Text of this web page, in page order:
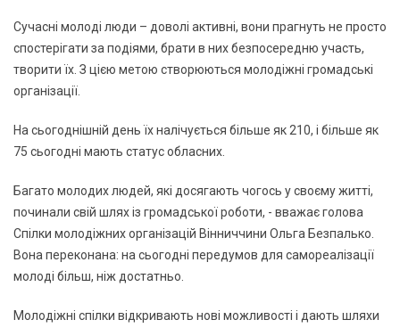
Сучасні молоді люди – доволі активні, вони прагнуть не просто
спостерігати за подіями, брати в них безпосередню участь,
творити їх. З цією метою створюються молодіжні громадські
організації.
На сьогоднішній день їх налічується більше як 210, і більше як
75 сьогодні мають статус обласних.
Багато молодих людей, які досягають чогось у своєму житті,
починали свій шлях із громадської роботи, - вважає голова
Спілки молодіжних організацій Вінниччини Ольга Безпалько.
Вона переконана: на сьогодні передумов для самореалізації
молоді більш, ніж достатньо.
Молодіжні спілки відкривають нові можливості і дають шляхи